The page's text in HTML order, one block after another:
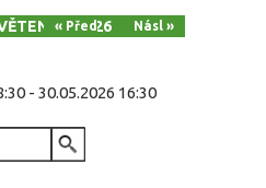
24, 2026
« Před Násl »
- 30.05.2026 16:30